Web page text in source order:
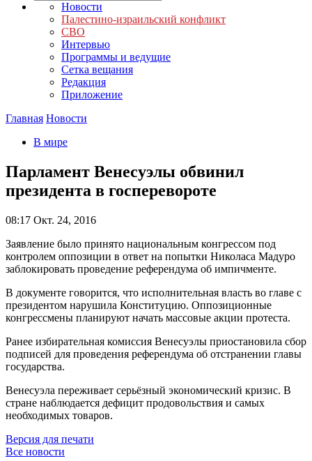
Новости
Палестино-израильский конфликт
СВО
Интервью
Программы и ведущие
Сетка вещания
Редакция
Приложение
Главная Новости
В мире
Парламент Венесуэлы обвинил
президента в госперевороте
08:17 Окт. 24, 2016
Заявление было принято национальным конгрессом под
контролем оппозиции в ответ на попытки Николаса Мадуро
заблокировать проведение референдума об импичменте.
В документе говорится, что исполнительная власть во главе с
президентом нарушила Конституцию. Оппозиционные
конгрессмены планируют начать массовые акции протеста.
Ранее избирательная комиссия Венесуэлы приостановила сбор
подписей для проведения референдума об отстранении главы
государства.
Венесуэла переживает серьёзный экономический кризис. В
стране наблюдается дефицит продовольствия и самых
необходимых товаров.
Версия для печати
Все новости